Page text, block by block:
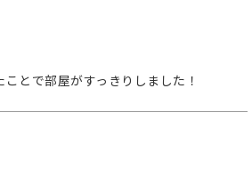
とで部屋がすっきりしました！